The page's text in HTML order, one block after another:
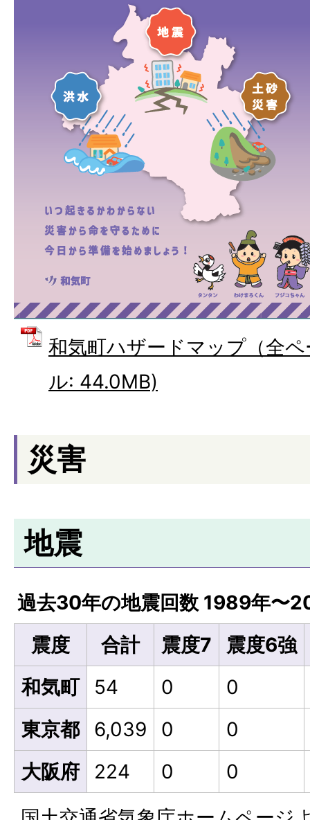
和気町ハザードマップ（全
ル: 44.0MB)
災害
地震
過去30年の地震回数 1989年〜
震度
合計 震度7
震度6強
和気町
54 0
0
東京都
6,039 0
0
大阪府
224 0
0